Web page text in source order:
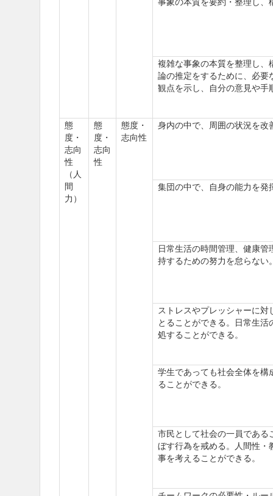
複雑な事象の本質を整理し
論の推定をするために、必
観点を示し、自分の意見や
態
度・
志向
性
（人
間
力）
態
度・
志向
性
態度・
志向性
身内の中で、周囲の状況を
集団の中で、自身の能力を
日常生活の時間管理、健康
持するための努力を怠らない
ストレスやプレッシャーに
とることができる。日常生
処することができる。
学生であっても社会全体を
ることができる。
市民として社会の一員であ
ぼす行為を戒める。人間性
事を考えることができる。